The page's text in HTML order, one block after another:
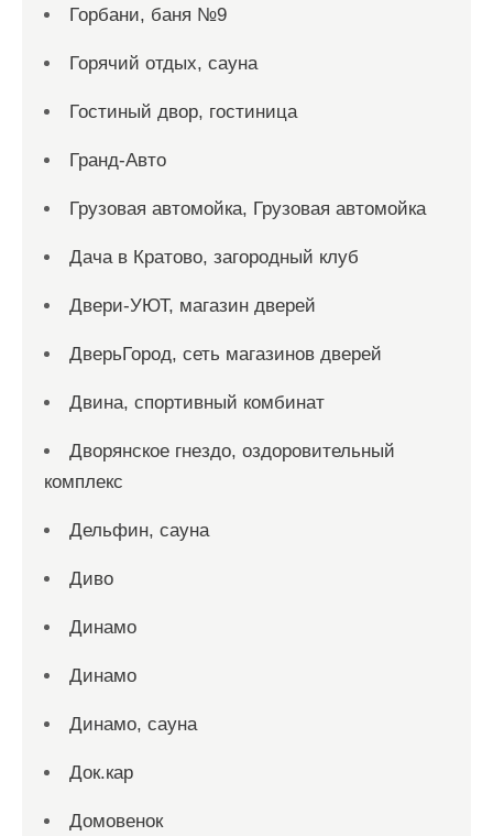
Горбани, баня №9
Горячий отдых, сауна
Гостиный двор, гостиница
Гранд-Авто
Грузовая автомойка, Грузовая автомойка
Дача в Кратово, загородный клуб
Двери-УЮТ, магазин дверей
ДверьГород, сеть магазинов дверей
Двина, спортивный комбинат
Дворянское гнездо, оздоровительный
комплекс
Дельфин, сауна
Диво
Динамо
Динамо
Динамо, сауна
Док.кар
Домовенок